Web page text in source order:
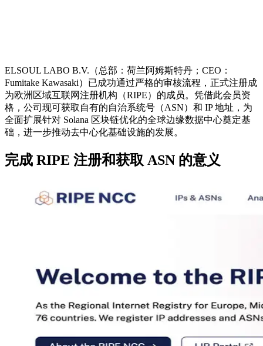
ELSOUL LABO B.V.（总部：荷兰阿姆斯特丹；CEO：
Fumitake Kawasaki）已成功通过严格的审核流程，正式注册成
为欧洲区域互联网注册机构（RIPE）的成员。凭借此会员资
格，公司现可获取自有的自治系统号（ASN）和 IP 地址，为
全面扩展针对 Solana 区块链优化的全球边缘数据中心奠定基
础，进一步推动去中心化基础设施的发展。
完成 RIPE 注册和获取 ASN 的意义